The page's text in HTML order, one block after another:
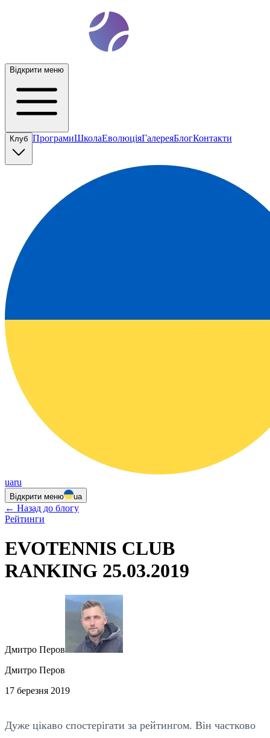
Відкрити меню
Клуб ПрограмиШколаЕволюціяГалереяБлогКонтакти
uaru
Відкрити меню ua
← Назад до блогу
Рейтинги
EVOTENNIS CLUB
RANKING 25.03.2019
Дмитро Перов
Дмитро Перов
17 березня 2019
Дуже цікаво спостерігати за рейтингом. Він частково